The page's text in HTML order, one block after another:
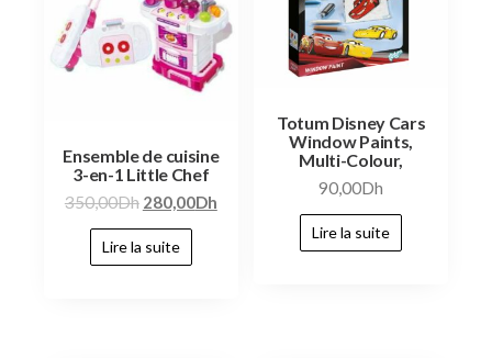
Ensemble de cuisine
3-en-1 Little Chef
350,00Dh 280,00Dh
Lire la suite
Totum Disney Cars
Window Paints,
Multi-Colour,
90,00Dh
Lire la suite